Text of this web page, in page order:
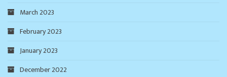
March 2023
February 2023
January 2023
December 2022